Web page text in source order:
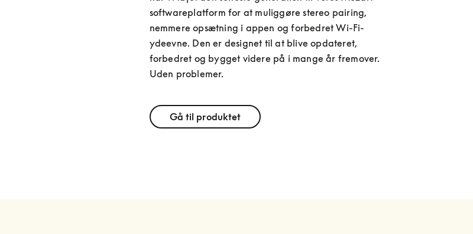
softwareplatform for at muliggøre stereo pairing,
nemmere opsætning i appen og forbedret Wi-Fi-
ydeevne. Den er designet til at blive opdateret,
forbedret og bygget videre på i mange år fremover.
Uden problemer.
Gå til produktet